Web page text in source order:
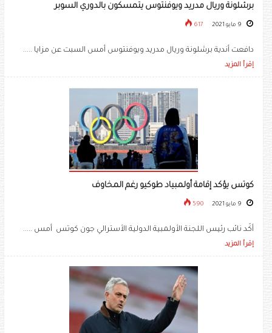
برشلونة وريال مدريد ويوفنتوس يتمسكون بالدوري السوبر
617
دافعت أندية برشلونة وريال مدريد ويوفنتوس أمس السبت عن مزايا .....
إقرأ المزيد
كوتس يؤكد إقامة أولمبياد طوكيو رغم المخاوف
590
أكّد نائب رئيس اللجنة الأولمبية الدولية الأسترالي جون كوتس أمس .....
إقرأ المزيد